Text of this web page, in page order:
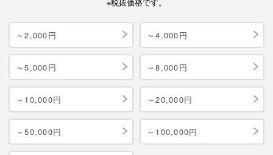
～2,000円 ～4,000円
～5,000円 ～8,000円
～10,000円 ～20,000円
～50,000円 ～100,000円